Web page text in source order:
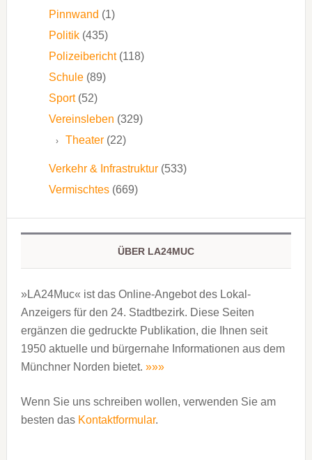
Pinnwand (1)
Politik(435)
Polizeibericht(118)
Schule(89)
Sport(52)
Vereinsleben (329)
Theater(22)
Verkehr & Infrastruktur(533)
Vermischtes(669)
ÜBER LA24MUC
»LA24Muc« ist das Online-Angebot des Lokal-
Anzeigers für den 24. Stadtbezirk. Diese Seiten
ergänzen die gedruckte Publi­kation, die Ihnen seit
1950 aktuelle und bürgernahe Informationen aus dem
Münchner Norden bietet. »»»
Wenn Sie uns schreiben wollen, verwenden Sie am
besten das Kontaktformular.